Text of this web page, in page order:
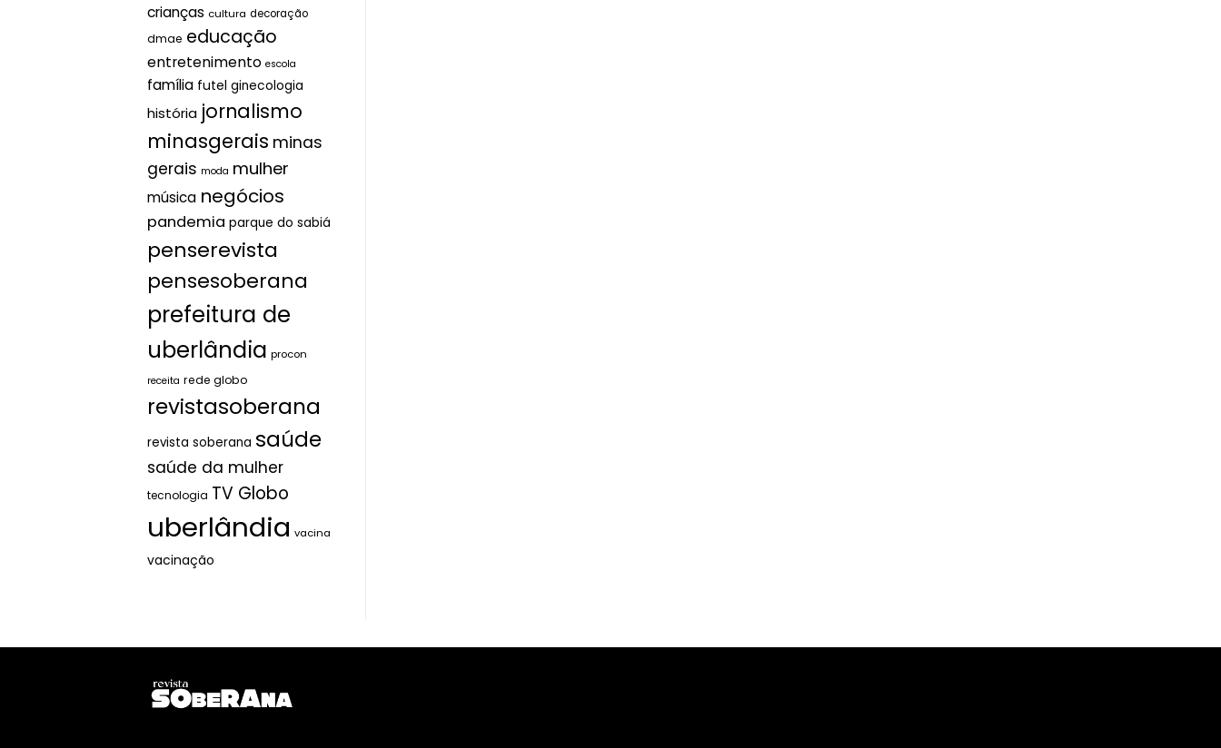
crianças cultura decoração
dmae educação
entretenimento escola
família futel ginecologia
história jornalismo
minasgerais minas
gerais moda mulher
música negócios
pandemia parque do sabiá
penserevista
pensesoberana
prefeitura de
uberlândia procon
receita rede globo
revistasoberana
revista soberana saúde
saúde da mulher
tecnologia TV Globo
uberlândia vacina
vacinação